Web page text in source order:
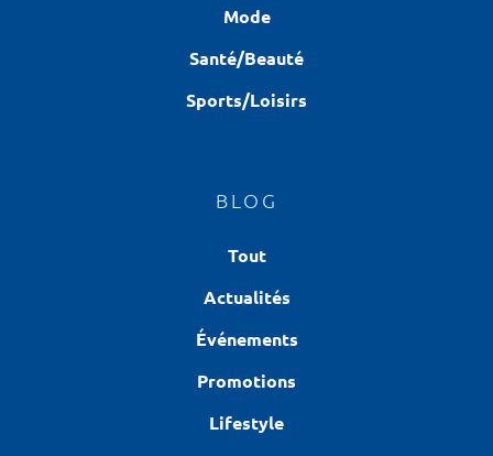
Mode
Santé/Beauté
Sports/Loisirs
BLOG
Tout
Actualités
Événements
Promotions
Lifestyle